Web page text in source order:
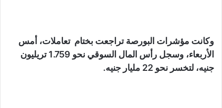
وكانت مؤشرات البورصة تراجعت بختام تعاملات، أمس
الأربعاء، وسجل رأس المال السوقي نحو 1.759 تريليون
جنيه، لتخسر نحو 22 مليار جنيه.